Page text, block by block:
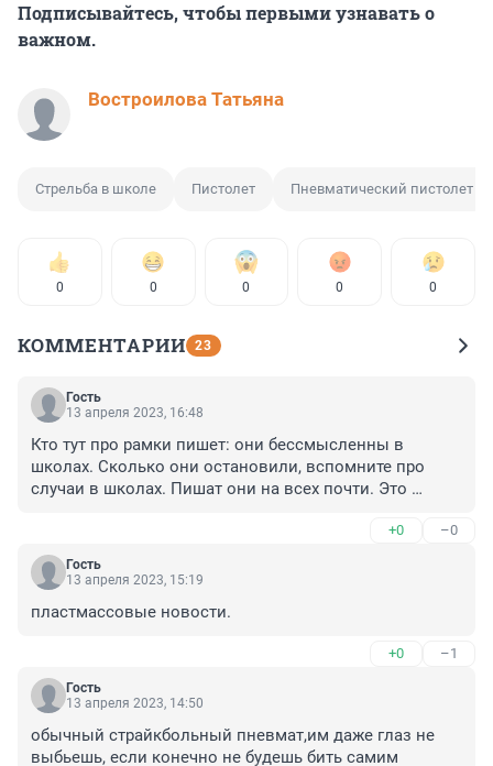
Подписывайтесь, чтобы первыми узнавать о
важном.
Востроилова Татьяна
Стрельба в школе Пистолет Пневматический пистолет
0 0 0 0 0
КОММЕНТАРИИ 23
Гость
13 апреля 2023, 16:48
Кто тут про рамки пишет: они бессмысленны в
школах. Сколько они остановили, вспомните про
случаи в школах. Пишат они на всех почти. Это
+0 –0
Гость
13 апреля 2023, 15:19
пластмассовые новости.
+0 –1
Гость
13 апреля 2023, 14:50
обычный страйкбольный пневмат,им даже глаз не
выбьешь, если конечно не будешь бить самим